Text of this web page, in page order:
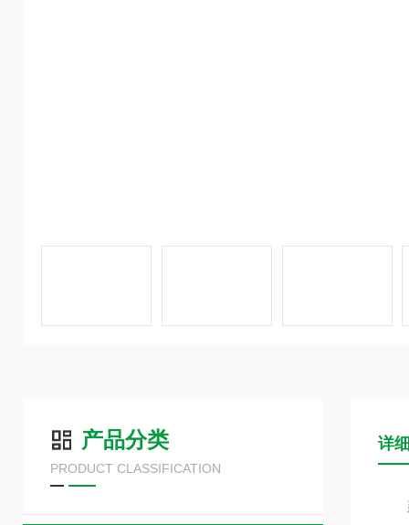
产品分类
PRODUCT CLASSIFICATION
详
建